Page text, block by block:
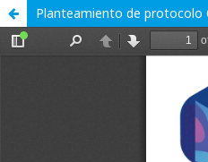
Planteamiento de protocolo